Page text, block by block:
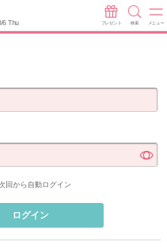
6 Thu プレゼント 検索 メニュー
回から自動ログイン
ログイン